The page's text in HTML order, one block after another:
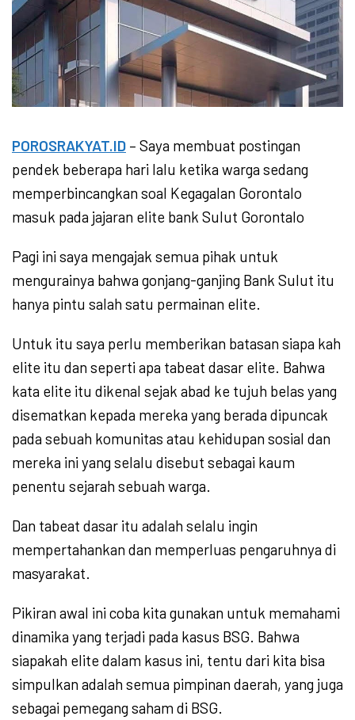
POROSRAKYAT.ID – Saya membuat postingan
pendek beberapa hari lalu ketika warga sedang
memperbincangkan soal Kegagalan Gorontalo
masuk pada jajaran elite bank Sulut Gorontalo
Pagi ini saya mengajak semua pihak untuk
mengurainya bahwa gonjang-ganjing Bank Sulut itu
hanya pintu salah satu permainan elite.
Untuk itu saya perlu memberikan batasan siapa kah
elite itu dan seperti apa tabeat dasar elite. Bahwa
kata elite itu dikenal sejak abad ke tujuh belas yang
disematkan kepada mereka yang berada dipuncak
pada sebuah komunitas atau kehidupan sosial dan
mereka ini yang selalu disebut sebagai kaum
penentu sejarah sebuah warga.
Dan tabeat dasar itu adalah selalu ingin
mempertahankan dan memperluas pengaruhnya di
masyarakat.
Pikiran awal ini coba kita gunakan untuk memahami
dinamika yang terjadi pada kasus BSG. Bahwa
siapakah elite dalam kasus ini, tentu dari kita bisa
simpulkan adalah semua pimpinan daerah, yang juga
sebagai pemegang saham di BSG.